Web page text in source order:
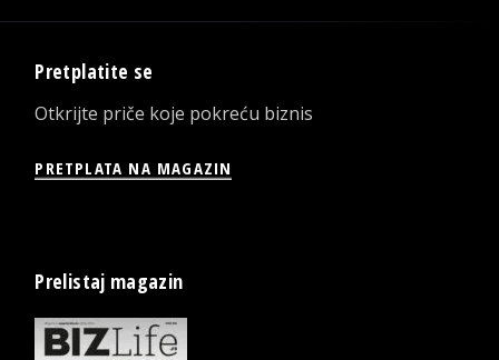
Pretplatite se
Otkrijte priče koje pokreću biznis
PRETPLATA NA MAGAZIN
Prelistaj magazin